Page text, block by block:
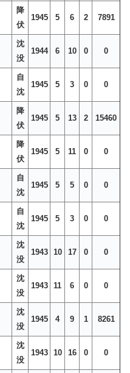
降
伏
1945 5 6 2 7891
沈
没
1944 6 10 0 0
自
沈
1945 5 3 0 0
降
伏
1945 5 13 2 15460
降
伏
1945 5 11 0 0
自
沈
1945 5 5 0 0
自
沈
1945 5 3 0 0
沈
没
1943 10 17 0 0
沈
没
1943 11 6 0 0
沈
没
1945 4 9 1 8261
沈
没
1943 10 16 0 0